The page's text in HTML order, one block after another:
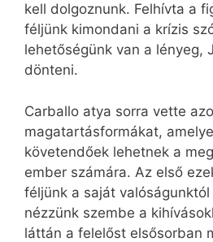
kell dolgoznunk. Felhívta a
féljünk kimondani a krízis
lehetőségünk van a lényeg,
dönteni.
Carballo atya sorra vette
magatartásformákat,
követendőek lehetnek a
ember számára. Az első
féljünk a saját
nézzünk szembe a
láttán a felelőst első­sorban